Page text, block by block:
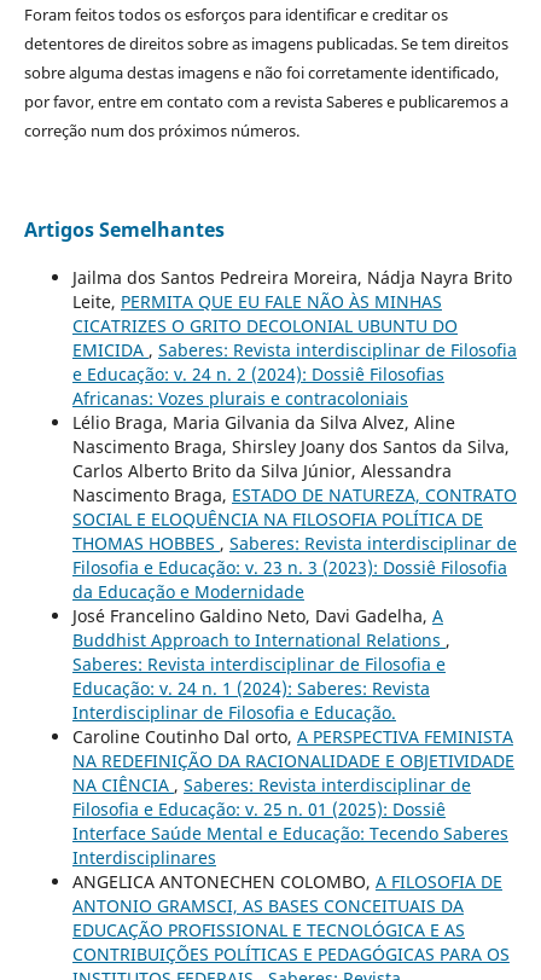
Foram feitos todos os esforços para identificar e creditar os
detentores de direitos sobre as imagens publicadas. Se tem direitos
sobre alguma destas imagens e não foi corretamente identificado,
por favor, entre em contato com a revista Saberes e publicaremos a
correção num dos próximos números.
Artigos Semelhantes
Jailma dos Santos Pedreira Moreira, Nádja Nayra Brito
Leite, PERMITA QUE EU FALE NÃO ÀS MINHAS
CICATRIZES O GRITO DECOLONIAL UBUNTU DO
EMICIDA , Saberes: Revista interdisciplinar de Filosofia
e Educação: v. 24 n. 2 (2024): Dossiê Filosofias
Africanas: Vozes plurais e contracoloniais
Lélio Braga, Maria Gilvania da Silva Alvez, Aline
Nascimento Braga, Shirsley Joany dos Santos da Silva,
Carlos Alberto Brito da Silva Júnior, Alessandra
Nascimento Braga, ESTADO DE NATUREZA, CONTRATO
SOCIAL E ELOQUÊNCIA NA FILOSOFIA POLÍTICA DE
THOMAS HOBBES , Saberes: Revista interdisciplinar de
Filosofia e Educação: v. 23 n. 3 (2023): Dossiê Filosofia
da Educação e Modernidade
José Francelino Galdino Neto, Davi Gadelha, A
Buddhist Approach to International Relations ,
Saberes: Revista interdisciplinar de Filosofia e
Educação: v. 24 n. 1 (2024): Saberes: Revista
Interdisciplinar de Filosofia e Educação.
Caroline Coutinho Dal orto, A PERSPECTIVA FEMINISTA
NA REDEFINIÇÃO DA RACIONALIDADE E OBJETIVIDADE
NA CIÊNCIA , Saberes: Revista interdisciplinar de
Filosofia e Educação: v. 25 n. 01 (2025): Dossiê
Interface Saúde Mental e Educação: Tecendo Saberes
Interdisciplinares
ANGELICA ANTONECHEN COLOMBO, A FILOSOFIA DE
ANTONIO GRAMSCI, AS BASES CONCEITUAIS DA
EDUCAÇÃO PROFISSIONAL E TECNOLÓGICA E AS
CONTRIBUIÇÕES POLÍTICAS E PEDAGÓGICAS PARA OS